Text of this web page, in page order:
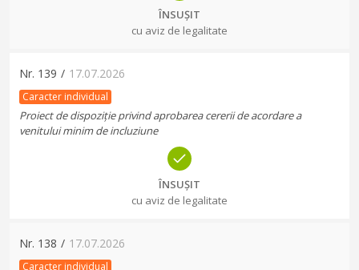
ÎNSUȘIT
cu aviz de legalitate
Nr. 139 / 17.07.2026
Caracter individual
Proiect de dispoziție privind aprobarea cererii de acordare a
venitului minim de incluziune
ÎNSUȘIT
cu aviz de legalitate
Nr. 138 / 17.07.2026
Caracter individual